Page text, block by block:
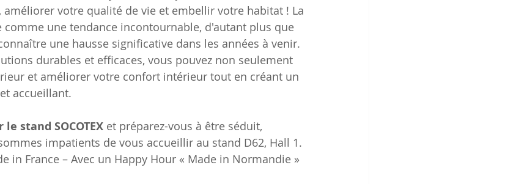
améliorer votre qualité de vie et embellir votre habitat ! La
une tendance incontournable, d'autant plus que
une hausse significative dans les années à venir.
durables et efficaces, vous pouvez non seulement
et améliorer votre confort intérieur tout en créant un
accueillant.
stand SOCOTEX et préparez-vous à être séduit,
impatients de vous accueillir au stand D62, Hall 1.
in France – Avec un Happy Hour « Made in Normandie »